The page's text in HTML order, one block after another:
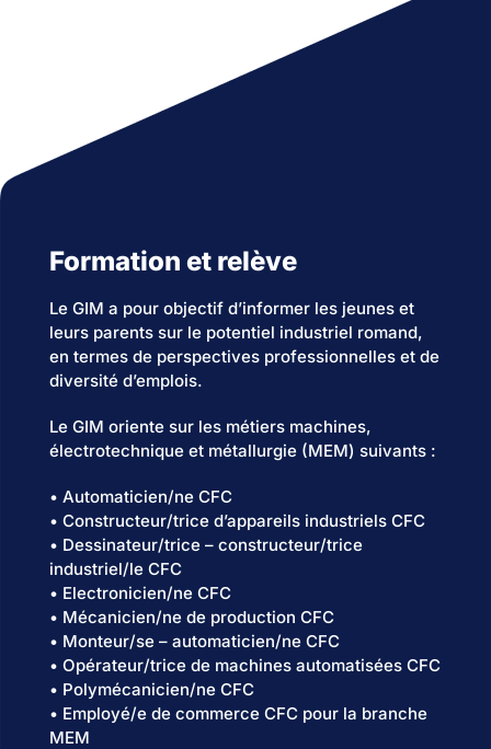
Formation et relève
Le GIM a pour objectif d’informer les jeunes et
leurs parents sur le potentiel industriel romand,
en termes de perspectives professionnelles et de
diversité d’emplois.
Le GIM oriente sur les métiers machines,
électrotechnique et métallurgie (MEM) suivants :
• Automaticien/ne CFC
• Constructeur/trice d’appareils industriels CFC
• Dessinateur/trice – constructeur/trice
industriel/le CFC
• Electronicien/ne CFC
• Mécanicien/ne de production CFC
• Monteur/se – automaticien/ne CFC
• Opérateur/trice de machines automatisées CFC
• Polymécanicien/ne CFC
• Employé/e de commerce CFC pour la branche
MEM